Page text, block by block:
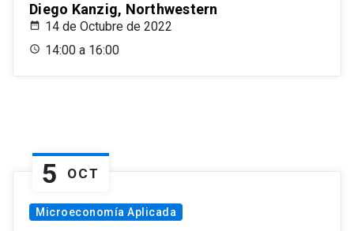
Diego Kanzig, Northwestern
14 de Octubre de 2022
14:00 a 16:00
5 OCT
Microeconomía Aplicada